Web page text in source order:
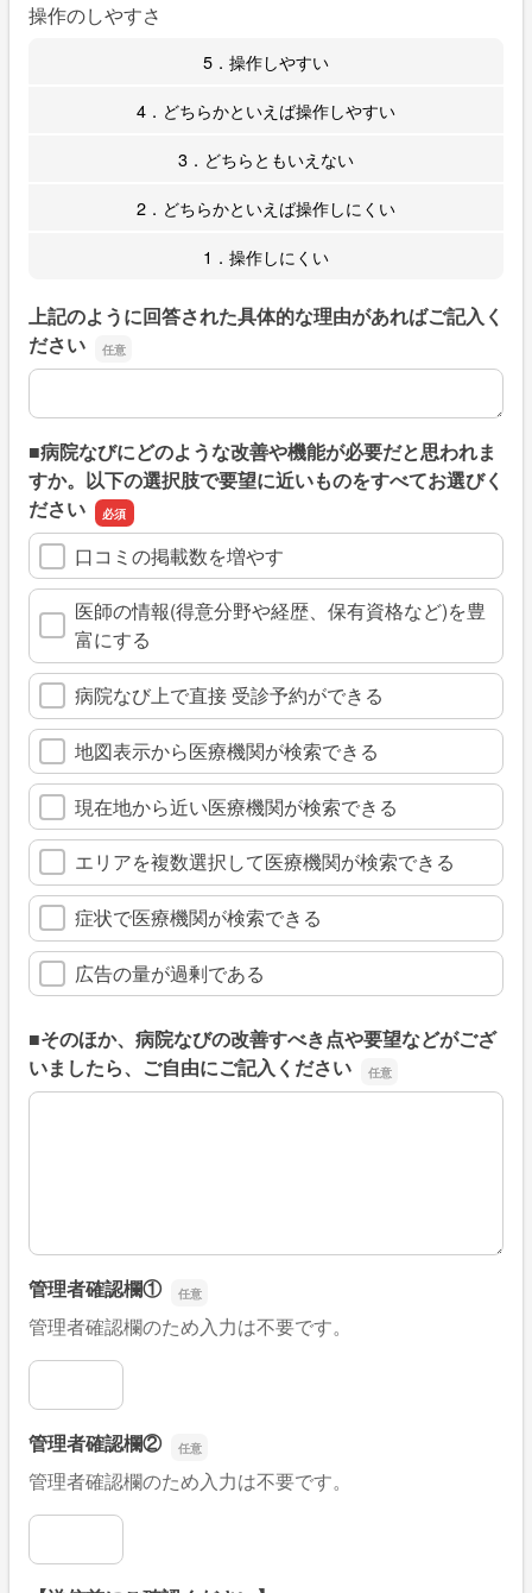
操作のしやすさ
5．操作しやすい
4．どちらかといえば操作しやすい
3．どちらともいえない
2．どちらかといえば操作しにくい
1．操作しにくい
上記のように回答された具体的な理由があればご記入く
ださい
上記のように回答された具体的な理由があればご記入くだ
■病院なびにどのような改善や機能が必要だと思われま
すか。以下の選択肢で要望に近いものをすべてお選びく
ださい
口コミの掲載数を増やす
医師の情報(得意分野や経歴、保有資格など)を豊
富にする
病院なび上で直接 受診予約ができる
地図表示から医療機関が検索できる
現在地から近い医療機関が検索できる
エリアを複数選択して医療機関が検索できる
症状で医療機関が検索できる
広告の量が過剰である
■そのほか、病院なびの改善すべき点や要望などがござ
いましたら、ご自由にご記入ください
■そのほか、病院なびの改善すべき点や要望などがござい
管理者確認欄①
管理者確認欄のため入力は不要です。
管理者確認欄①
管理者確認欄②
管理者確認欄のため入力は不要です。
管理者確認欄②